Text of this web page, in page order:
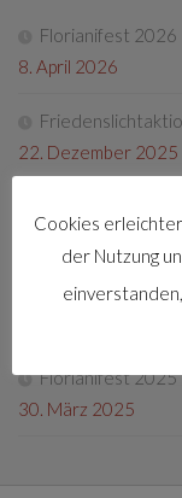
Florianifest 2026
8. April 2026
22. Dezember 2025
4. Oktober 2025
Fotos
Florianifest 2025
30. März 2025
Cookies
der Nutzung